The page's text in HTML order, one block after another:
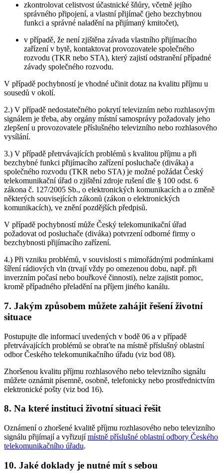
zkontrolovat celistvost účastnické šňůry, včetně jejího
správného připojení, a vlastní přijímač (jeho bezchybnou
funkci a správné naladění na přijímaný kmitočet),
v případě, že není zjištěna závada vlastního přijímacího
zařízení v bytě, kontaktovat provozovatele společného
rozvodu (TKR nebo STA), který zajistí odstranění případné
závady společného rozvodu.
V případě pochybností je vhodné učinit dotaz na kvalitu příjmu u
sousedů v okolí.
2.) V případě nedostatečného pokrytí televizním nebo rozhlasovým
signálem je třeba, aby orgány místní samosprávy požadovaly jeho
zlepšení u provozovatele příslušného televizního nebo rozhlasového
vysílání.
3.) V případě přetrvávajících problémů s kvalitou příjmu a při
bezchybné funkci přijímacího zařízení posluchače (diváka) a
společného rozvodu (TKR nebo STA) je možné požádat Český
telekomunikační úřad o zjištění zdroje rušení dle § 100 odst. 6
zákona č. 127/2005 Sb., o elektronických komunikacích a o změně
některých souvisejících zákonů (zákon o elektronických
komunikacích), ve znění pozdějších předpisů.
V případě pochybností může Český telekomunikační úřad
požadovat od posluchače (diváka) potvrzení odborné firmy o
bezchybnosti přijímacího zařízení.
4.) Při vzniku problémů, v souvislosti s mimořádnými podmínkami
šíření rádiových vln (trvají vždy po omezenou dobu, např. při
inverzním počasí nebo bouřkové činnosti), nelze zajistit pomoc,
kromě případného přeladění na příjem jiného kanálu.
7. Jakým způsobem můžete zahájit řešení životní
situace
Postupujte dle informací uvedených v bodě 06 a v případě
přetrvávajících problémů se obraťte na místně příslušný oblastní
odbor Českého telekomunikačního úřadu (viz bod 08).
Zhoršenou kvalitu příjmu rozhlasového nebo televizního signálu
můžete oznámit písemně, osobně, telefonicky nebo prostřednictvím
elektronické pošty (viz bod 16).
8. Na které instituci životní situaci řešit
Oznámení o zhoršené kvalitě příjmu rozhlasového nebo televizního
signálu přijímají a vyřizujímístně příslušné oblastní odbory Českého
telekomunikačního úřadu.
10. Jaké doklady je nutné mít s sebou